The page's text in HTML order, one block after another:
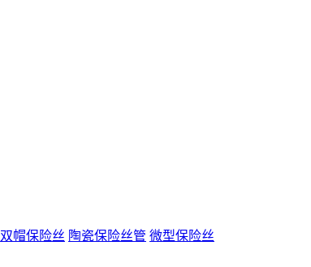
双帽保险丝 陶瓷保险丝管 微型保险丝